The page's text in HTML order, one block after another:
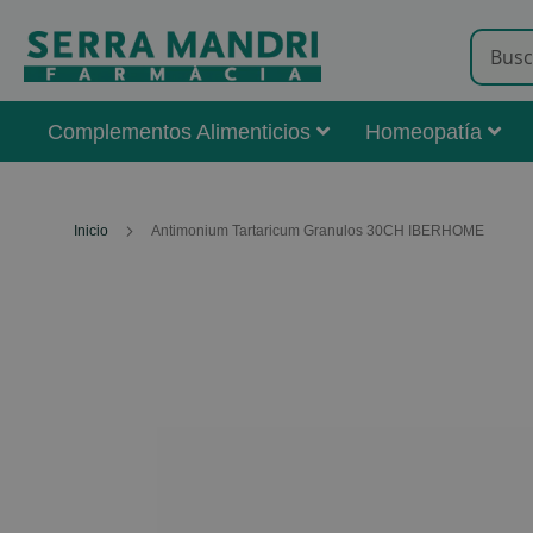
Complementos Alimenticios Homeopatía
Inicio Antimonium Tartaricum Granulos 30CH IBERHOME